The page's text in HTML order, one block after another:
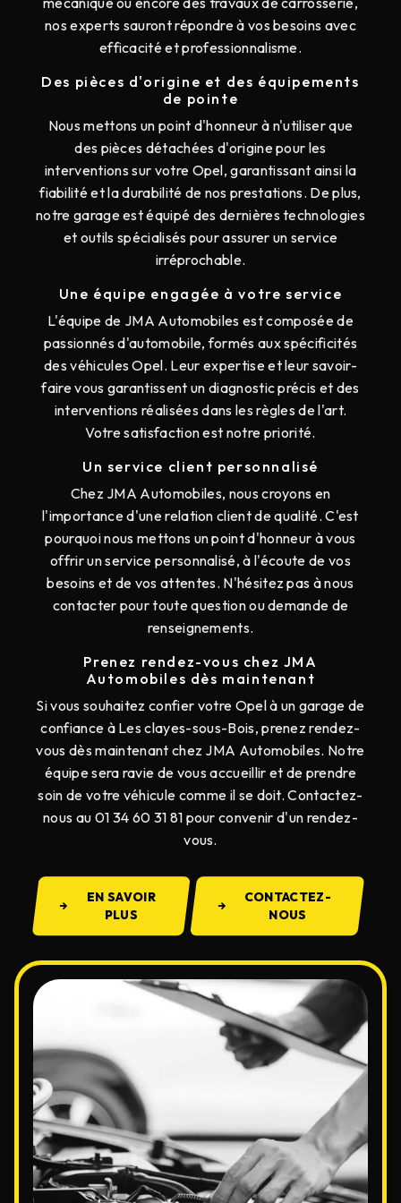
nos experts sauront répondre à vos besoins avec
efficacité et professionnalisme.
Des pièces d'origine et des équipements
de pointe
Nous mettons un point d'honneur à n'utiliser que
des pièces détachées d'origine pour les
interventions sur votre Opel, garantissant ainsi la
fiabilité et la durabilité de nos prestations. De plus,
notre garage est équipé des dernières technologies
et outils spécialisés pour assurer un service
irréprochable.
Une équipe engagée à votre service
L'équipe de JMA Automobiles est composée de
passionnés d'automobile, formés aux spécificités
des véhicules Opel. Leur expertise et leur savoir-
faire vous garantissent un diagnostic précis et des
interventions réalisées dans les règles de l'art.
Votre satisfaction est notre priorité.
Un service client personnalisé
Chez JMA Automobiles, nous croyons en
l'importance d'une relation client de qualité. C'est
pourquoi nous mettons un point d'honneur à vous
offrir un service personnalisé, à l'écoute de vos
besoins et de vos attentes. N'hésitez pas à nous
contacter pour toute question ou demande de
renseignements.
Prenez rendez-vous chez JMA
Automobiles dès maintenant
Si vous souhaitez confier votre Opel à un garage de
confiance à Les clayes-sous-Bois, prenez rendez-
vous dès maintenant chez JMA Automobiles. Notre
équipe sera ravie de vous accueillir et de prendre
soin de votre véhicule comme il se doit. Contactez-
nous au 01 34 60 31 81 pour convenir d'un rendez-
vous.
EN SAVOIR
PLUS
CONTACTEZ-
NOUS